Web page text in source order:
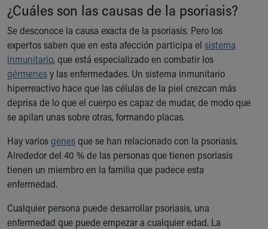
¿Cuáles son las causas de la psoriasis?
Se desconoce la causa exacta de la psoriasis. Pero los
expertos saben que en esta afección participa el sistema
inmunitario, que está especializado en combatir los
gérmenesy las enfermedades. Un sistema inmunitario
hiperreactivo hace que las células de la piel crezcan más
deprisa de lo que el cuerpo es capaz de mudar, de modo que
se apilan unas sobre otras, formando placas.
Hay variosgenesque se han relacionado con la psoriasis.
Alrededor del 40 % de las personas que tienen psoriasis
tienen un miembro en la familia que padece esta
enfermedad.
Cualquier persona puede desarrollar psoriasis, una
enfermedad que puede empezar a cualquier edad. La